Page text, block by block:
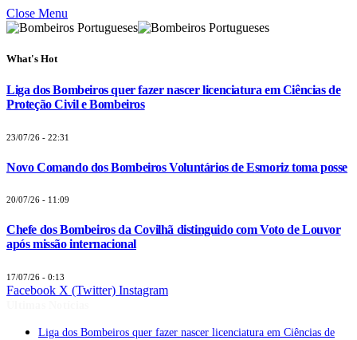
Close Menu
What's Hot
Liga dos Bombeiros quer fazer nascer licenciatura em Ciências de
Proteção Civil e Bombeiros
23/07/26 - 22:31
Novo Comando dos Bombeiros Voluntários de Esmoriz toma posse
20/07/26 - 11:09
Chefe dos Bombeiros da Covilhã distinguido com Voto de Louvor
após missão internacional
17/07/26 - 0:13
Facebook X (Twitter) Instagram
Liga dos Bombeiros quer fazer nascer licenciatura em Ciências de